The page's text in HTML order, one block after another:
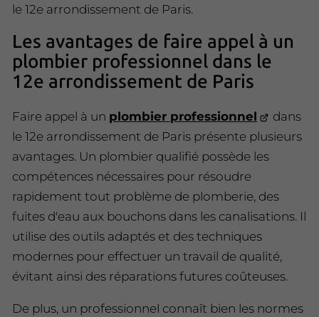
le 12e arrondissement de Paris.
Les avantages de faire appel à un
plombier professionnel dans le
12e arrondissement de Paris
Faire appel à un plombier professionnel
dans
le 12e arrondissement de Paris présente plusieurs
avantages. Un plombier qualifié possède les
compétences nécessaires pour résoudre
rapidement tout problème de plomberie, des
fuites d'eau aux bouchons dans les canalisations. Il
utilise des outils adaptés et des techniques
modernes pour effectuer un travail de qualité,
évitant ainsi des réparations futures coûteuses.
De plus, un professionnel connaît bien les normes